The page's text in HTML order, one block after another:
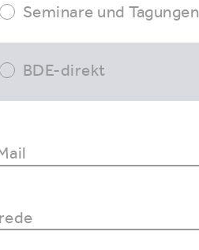
Seminare und Tagungen
BDE-direkt